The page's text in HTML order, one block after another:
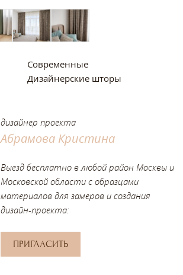
Современные
Дизайнерские шторы
дизайнер проекта
Абрамова Кристина
Выезд бесплатно в любой район Москвы и
Московской области с образцами
материалов для замеров и создания
дизайн-проекта:
ПРИГЛАСИТЬ